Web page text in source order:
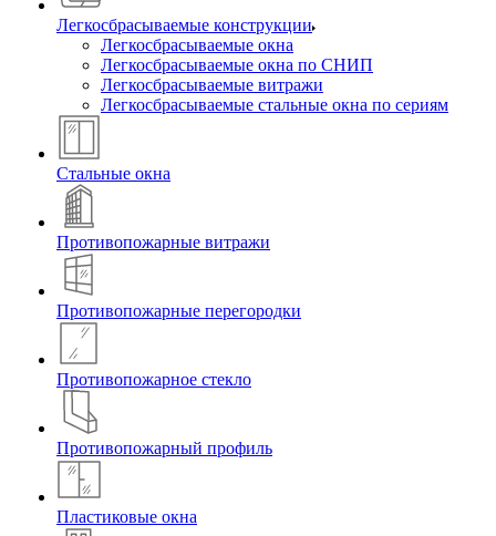
Легкосбрасываемые конструкции
Легкосбрасываемые окна
Легкосбрасываемые окна по СНИП
Легкосбрасываемые витражи
Легкосбрасываемые стальные окна по сериям
Стальные окна
Противопожарные витражи
Противопожарные перегородки
Противопожарное стекло
Противопожарный профиль
Пластиковые окна